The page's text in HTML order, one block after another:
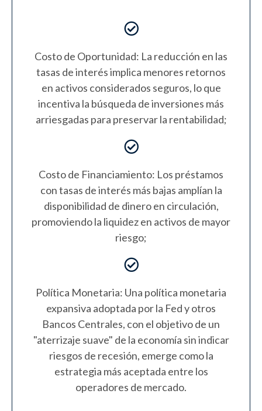
Costo de Oportunidad: La reducción en las
tasas de interés implica menores retornos
en activos considerados seguros, lo que
incentiva la búsqueda de inversiones más
arriesgadas para preservar la rentabilidad;
Costo de Financiamiento: Los préstamos
con tasas de interés más bajas amplían la
disponibilidad de dinero en circulación,
promoviendo la liquidez en activos de mayor
riesgo;
Política Monetaria: Una política monetaria
expansiva adoptada por la Fed y otros
Bancos Centrales, con el objetivo de un
"aterrizaje suave" de la economía sin indicar
riesgos de recesión, emerge como la
estrategia más aceptada entre los
operadores de mercado.